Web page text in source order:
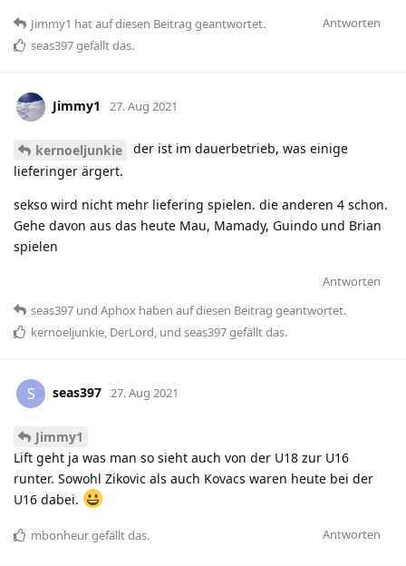
Antworten
Jimmy1 hatauf diesen Beitrag geantwortet.
seas397gefällt das.
Jimmy1 27. Aug 2021
kernoeljunkie
der ist im dauerbetrieb, was einige
lieferinger ärgert.
sekso wird nicht mehr liefering spielen. die anderen 4 schon.
Gehe davon aus das heute Mau, Mamady, Guindo und Brian
spielen
Antworten
seas397 und Aphox haben auf diesen Beitrag geantwortet.
kernoeljunkie, DerLord, und seas397gefällt das.
S seas397 27. Aug 2021
Jimmy1
Lift geht ja was man so sieht auch von der U18 zur U16
runter. Sowohl Zikovic als auch Kovacs waren heute bei der
U16 dabei.
Antworten
mbonheurgefällt das.